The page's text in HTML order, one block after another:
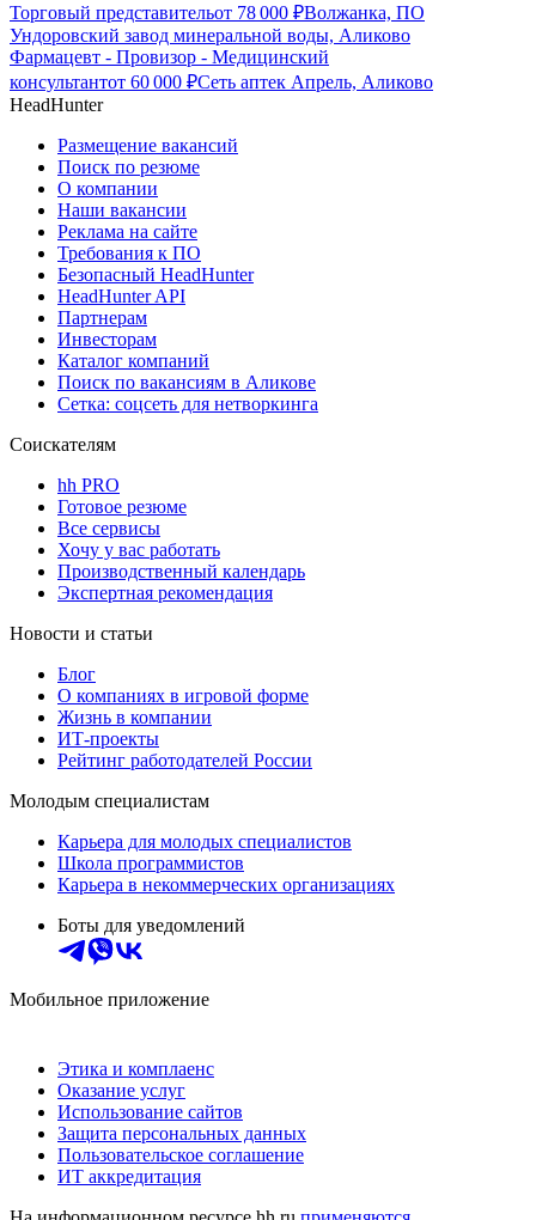
Торговый представительот 78 000 ₽Волжанка, ПО
Ундоровский завод минеральной воды, Аликово
Фармацевт - Провизор - Медицинский
консультантот 60 000 ₽Сеть аптек Апрель, Аликово
HeadHunter
Размещение вакансий
Поиск по резюме
О компании
Наши вакансии
Реклама на сайте
Требования к ПО
Безопасный HeadHunter
HeadHunter API
Партнерам
Инвесторам
Каталог компаний
Поиск по вакансиям в Аликове
Сетка: соцсеть для нетворкинга
Соискателям
hh PRO
Готовое резюме
Все сервисы
Хочу у вас работать
Производственный календарь
Экспертная рекомендация
Новости и статьи
Блог
О компаниях в игровой форме
Жизнь в компании
ИТ-проекты
Рейтинг работодателей России
Молодым специалистам
Карьера для молодых специалистов
Школа программистов
Карьера в некоммерческих организациях
Боты для уведомлений
Мобильное приложение
Этика и комплаенс
Оказание услуг
Использование сайтов
Защита персональных данных
Пользовательское соглашение
ИТ аккредитация